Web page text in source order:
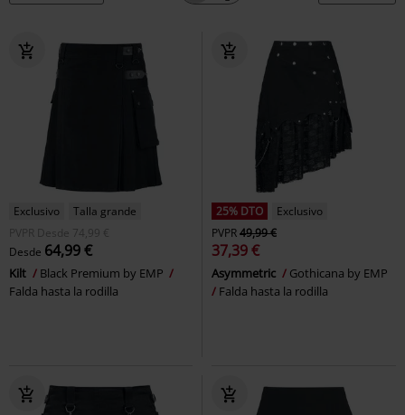
Exclusivo
Talla grande
PVPR
Desde 74,99 €
Desde 64,99 €
Kilt
Black Premium by EMP
Falda hasta la rodilla
25% DTO
Exclusivo
PVPR49,99 €
37,39 €
Asymmetric
Gothicana by EMP
Falda hasta la rodilla